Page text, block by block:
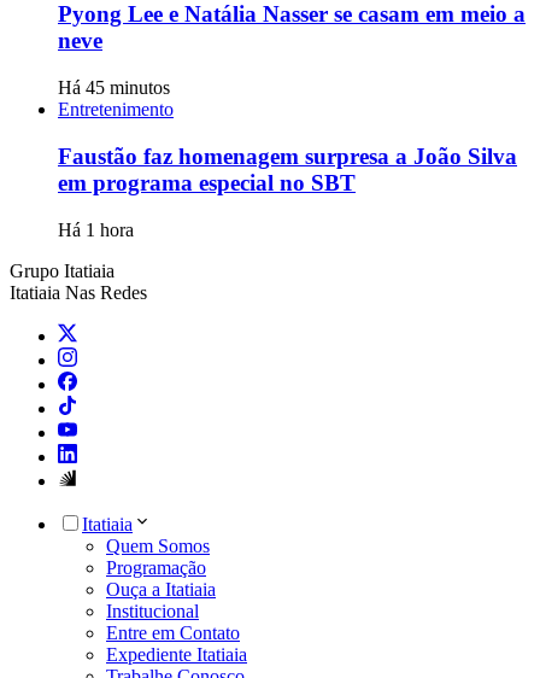
Pyong Lee e Natália Nasser se casam em meio a
neve
Há 45 minutos
Entretenimento
Faustão faz homenagem surpresa a João Silva
em programa especial no SBT
Há 1 hora
Grupo Itatiaia
Itatiaia Nas Redes
Itatiaia
Quem Somos
Programação
Ouça a Itatiaia
Institucional
Entre em Contato
Expediente Itatiaia